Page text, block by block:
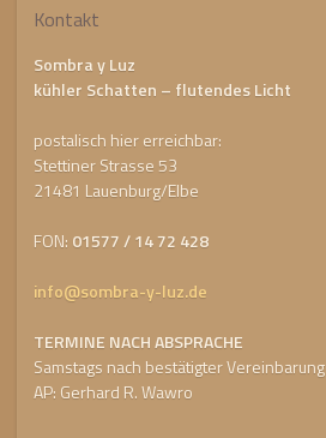
Kontakt
Sombra y Luz
kühler Schatten – flutendes Licht
postalisch hier erreichbar:
Stettiner Strasse 53
21481 Lauenburg/Elbe
FON: 01577 / 14 72 428
info@sombra-y-luz.de
TERMINE NACH ABSPRACHE
Samstags nach bestätigter Vereinbarung
AP: Gerhard R. Wawro